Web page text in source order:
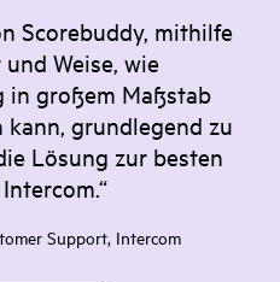
Scorebuddy, mithilfe
Weise, wie
großem Maßstab
grundlegend zu
Lösung zur besten
Support, Intercom